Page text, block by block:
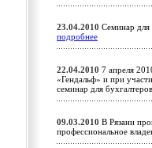
23.04.2010 Семинар
подробнее
22.04.2010 7 апреля
«Гендальф» и при
семинар для
09.03.2010 В Рязани
профессиональное